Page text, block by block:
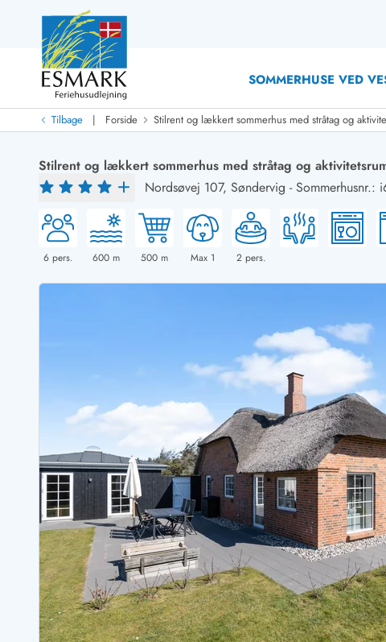
SOMMERHUSE VED
Last Minute
Last minute
Nyheder
Nyheder hos Esmark Med swimmingpoolSommerhuse med hund
Nyrenoverede sommerhuse
Sommerhuse med slutrengøring inklusive
Sommerhuse tæt ved vandet
Nybyggede sommerhuse
Sommerhuse med plads til fangsten
Sommerhuse
Sommerhuse
Sommerhuse
Sommerhuse for
Sommerhuse for
Sommerhuse for
Sommerhuse for
Sommerhuse for
Sommerhuse i Bjerregård Sommerhuse i BlåvandSommerhuse i Hvide
Sommerhuse i Årgab
Sommerhuse i Arrild
Sommerhuse i Bjerregård
Sommerhuse i Blåvand
Sommerhuse i Bork Havn
Sommerhuse i Fjand
Sommerhuse på Fanø
Sommerhuse i Grærup Strand
Sommerhuse i Haurvig
Sommerhuse i
Sommerhuse i
Sommerhuse i
Sommerhuse i
Sommerhus på
Sommerhuse
Sommerhuse i
Sommerhuse i
Sommerhuse i
Tilbage | Forside Stilrent og lækkert sommerhus med stråtag og
Stilrent og lækkert sommerhus med stråtag og
Nordsøvej 107, Søndervig -Sommerhusnr.:
6pers. 600 m 500 m Max 1 2pers.